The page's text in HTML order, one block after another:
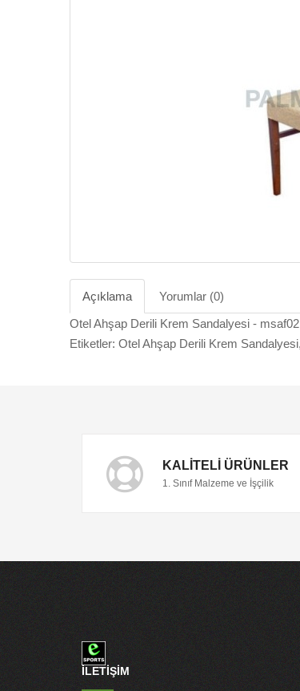
Açıklama
Yorumlar (0)
Otel Ahşap Derili Krem Sandalyesi -
Etiketler: Otel Ahşap Derili Krem Sandalyesi,
KALITELI ÜRÜNLER
1. Sınıf Malzeme ve İşçilik
İLETİŞİM